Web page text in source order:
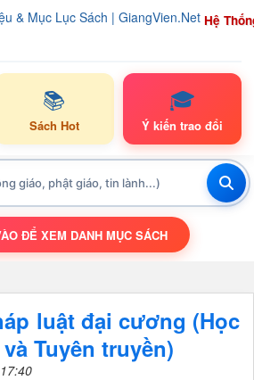
Hệ
📚
Sách Hot
🎓
Ý kiến trao đổi
TOGGLE NAVIGATION
ĐỂ XEM DANH MỤC SÁCH
luật đại cương (Học
Tuyên truyền)